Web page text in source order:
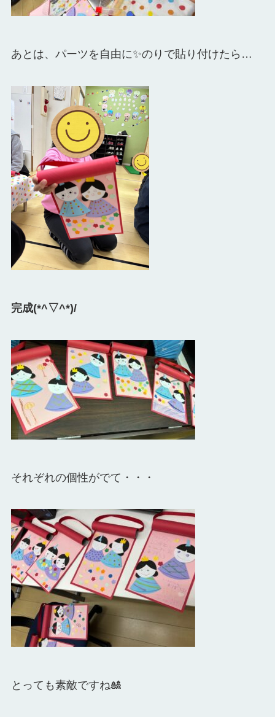
あとは、パーツを自由に✨のりで貼り付けたら…
完成(*^▽^*)/
それぞれの個性がでて・・・
とっても素敵ですね🎎